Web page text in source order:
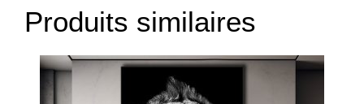
Produits similaires